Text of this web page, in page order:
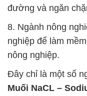
đường và ngăn
8. Ngành nông
nghiệp để làm
nông nghiệp.
Đây chỉ là một số
Muối NaCL –